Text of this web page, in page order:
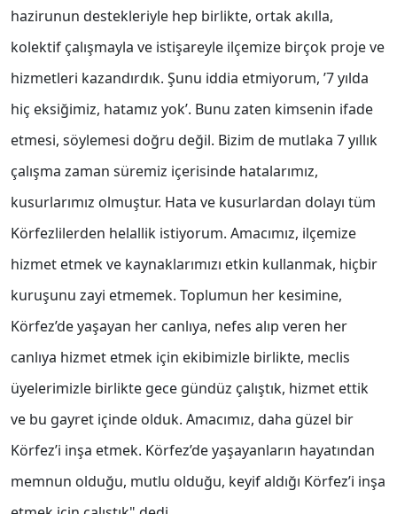
hazirunun destekleriyle hep birlikte, ortak akılla,
kolektif çalışmayla ve istişareyle ilçemize birçok proje ve
hizmetleri kazandırdık. Şunu iddia etmiyorum, ’7 yılda
hiç eksiğimiz, hatamız yok’. Bunu zaten kimsenin ifade
etmesi, söylemesi doğru değil. Bizim de mutlaka 7 yıllık
çalışma zaman süremiz içerisinde hatalarımız,
kusurlarımız olmuştur. Hata ve kusurlardan dolayı tüm
Körfezlilerden helallik istiyorum. Amacımız, ilçemize
hizmet etmek ve kaynaklarımızı etkin kullanmak, hiçbir
kuruşunu zayi etmemek. Toplumun her kesimine,
Körfez’de yaşayan her canlıya, nefes alıp veren her
canlıya hizmet etmek için ekibimizle birlikte, meclis
üyelerimizle birlikte gece gündüz çalıştık, hizmet ettik
ve bu gayret içinde olduk. Amacımız, daha güzel bir
Körfez’i inşa etmek. Körfez’de yaşayanların hayatından
memnun olduğu, mutlu olduğu, keyif aldığı Körfez’i inşa